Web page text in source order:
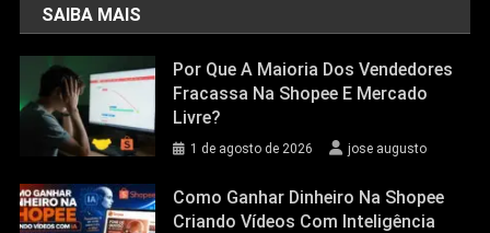
SAIBA MAIS
Por Que A Maioria Dos Vendedores
Fracassa Na Shopee E Mercado
Livre?
1 de agosto de 2026 jose augusto
Como Ganhar Dinheiro Na Shopee
Criando Vídeos Com Inteligência